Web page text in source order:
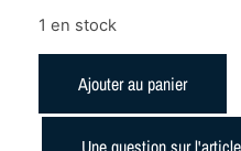
1 en stock
Ajouter au panier